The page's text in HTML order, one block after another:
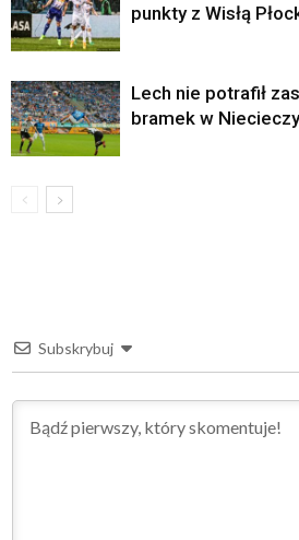
punkty z Wisłą
Lech nie potrafił
bramek w Niecieczy
Subskrybuj